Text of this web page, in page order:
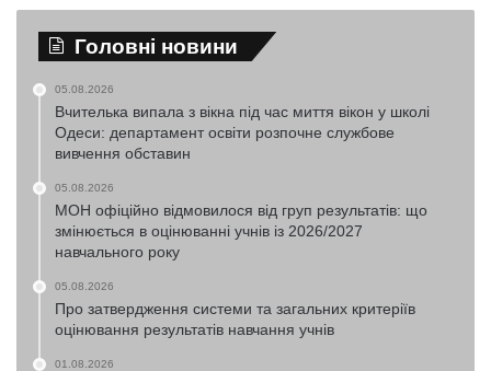
Головні новини
05.08.2026
Вчителька випала з вікна під час миття вікон у школі
Одеси: департамент освіти розпочне службове
вивчення обставин
05.08.2026
МОН офіційно відмовилося від груп результатів: що
змінюється в оцінюванні учнів із 2026/2027
навчального року
05.08.2026
Про затвердження системи та загальних критеріїв
оцінювання результатів навчання учнів
01.08.2026